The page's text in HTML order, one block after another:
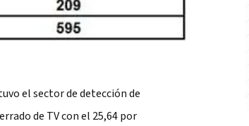
el sector de detección de
de TV con el 25,64 por